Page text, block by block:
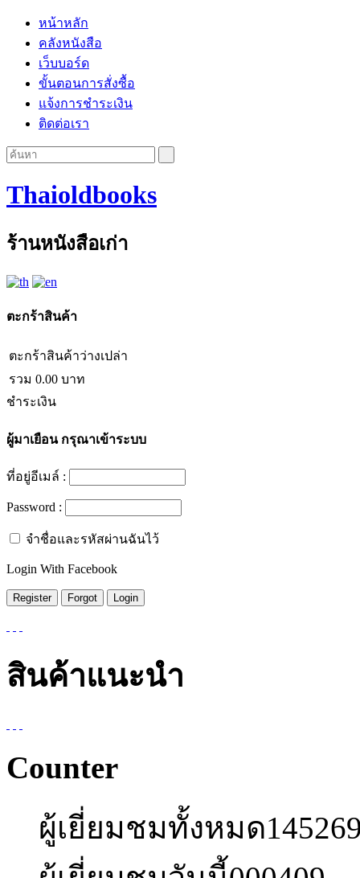
หน้าหลัก
คลังหนังสือ
เว็บบอร์ด
ขั้นตอนการสั่งซื้อ
แจ้งการชำระเงิน
ติดต่อเรา
Thaioldbooks
ร้านหนังสือเก่า
ตะกร้าสินค้า
ตะกร้าสินค้าว่างเปล่า
รวม 0.00 บาท
ชำระเงิน
ผู้มาเยือนกรุณาเข้าระบบ
ที่อยู่อีเมล์ :
Password :
จำชื่อและรหัสผ่านฉันไว้
Login With Facebook
สินค้าแนะนำ
Counter
ผู้เยี่ยมชมทั้งหมด